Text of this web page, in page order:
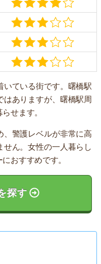
いている街です。曙橋駅
ありますが、曙橋駅周
せます。
、警護レベルが非常に高
せん。女性の一人暮らし
おすすめです。
探す